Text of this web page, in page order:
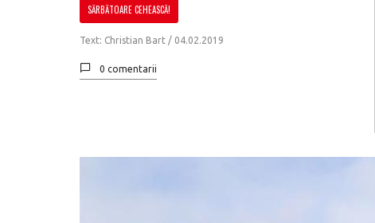
SĂRBĂTOARE CEHEASCĂ!
Text: Christian Bart / 04.02.2019
0 comentarii